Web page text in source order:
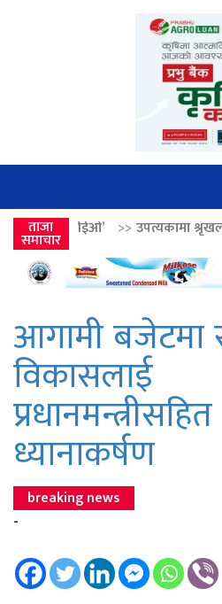
ताजा
समाचार
श्रृंखलाबद्ध सिक्री लुट्ने ‘कर्मा
आगामी
ध्यानाकर्षण
breaking news
-